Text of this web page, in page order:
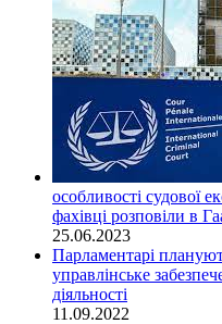
особливості судової
фахівці розповіли в
25.06.2023
Парламентарі
управлінське
діяльності
11.09.2022